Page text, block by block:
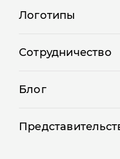
Логотипы
Сотрудничество
Блог